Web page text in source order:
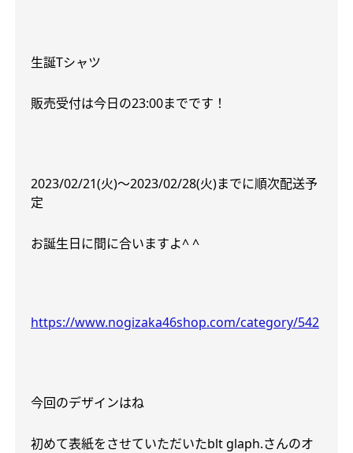
生誕Tシャツ
販売受付は今日の23:00までです！
2023/02/21(火)～2023/02/28(火)までに順次配送予
定
お誕生日に間に合いますよ^ ^
https://www.nogizaka46shop.com/category/542
今回のデザインはね
初めて表紙をさせていただいたblt glaph.さんのオ